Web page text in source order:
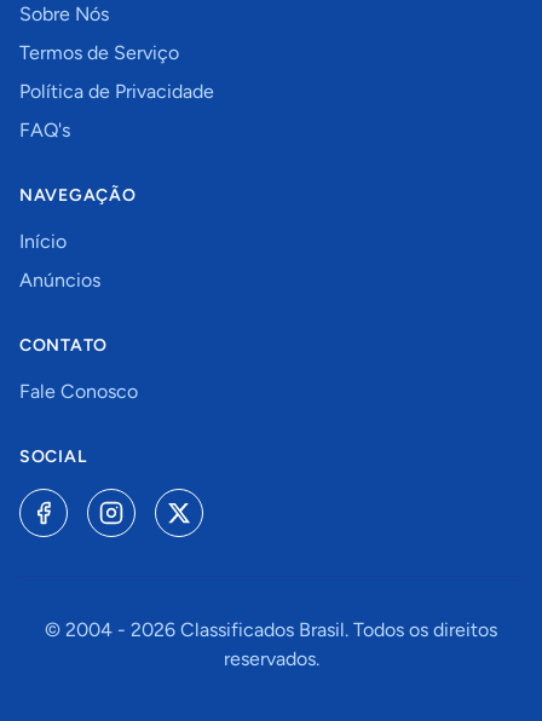
Sobre Nós
Termos de Serviço
Política de Privacidade
FAQ's
NAVEGAÇÃO
Início
Anúncios
CONTATO
Fale Conosco
SOCIAL
© 2004 - 2026 Classificados Brasil. Todos os direitos
reservados.